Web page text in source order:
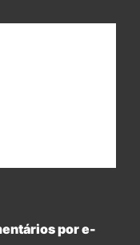
por e-